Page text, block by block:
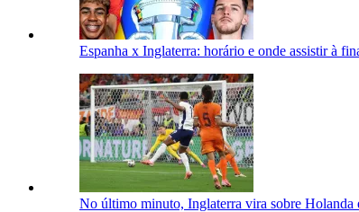
Espanha x Inglaterra: horário e onde assistir à
No último minuto, Inglaterra vira sobre Holanda